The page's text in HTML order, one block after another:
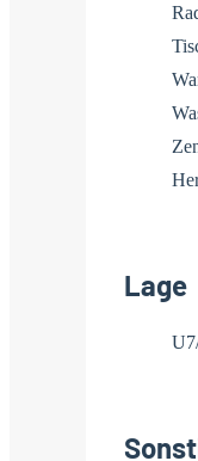
Lage